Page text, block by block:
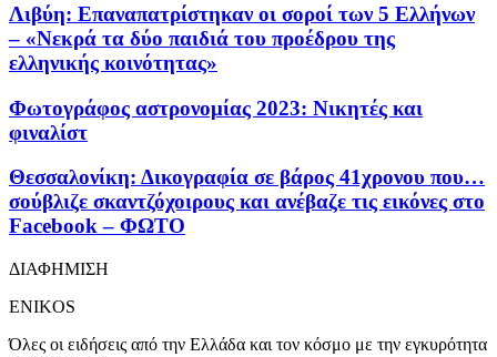
Λιβύη: Επαναπατρίστηκαν οι σοροί των 5 Ελλήνων
– «Νεκρά τα δύο παιδιά του προέδρου της
ελληνικής κοινότητας»
Φωτογράφος αστρονομίας 2023: Νικητές και
φιναλίστ
Θεσσαλονίκη: Δικογραφία σε βάρος 41χρονου που…
σούβλιζε σκαντζόχοιρους και ανέβαζε τις εικόνες στο
Facebook – ΦΩΤΟ
ΔΙΑΦΗΜΙΣΗ
ENIKOS
Όλες οι ειδήσεις από την Ελλάδα και τον κόσμο με την εγκυρότητα